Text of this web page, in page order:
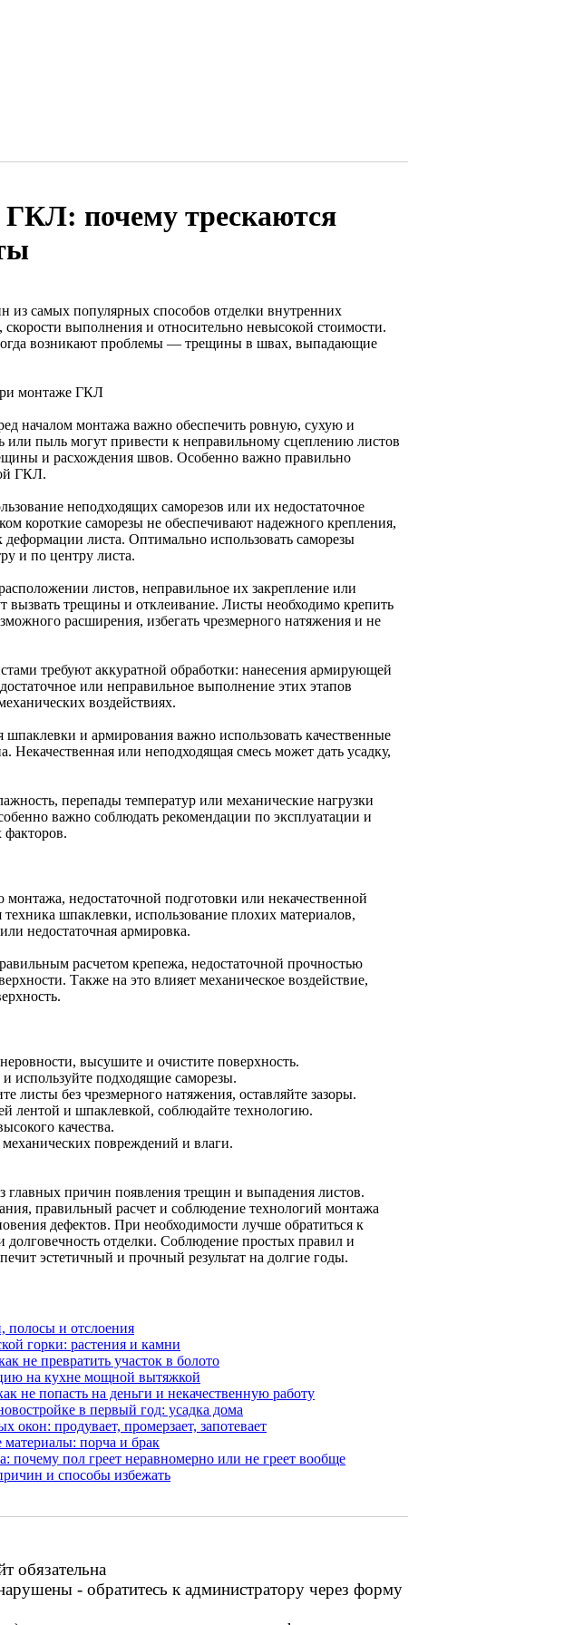
почему трескаются
самых популярных способов отделки внутренних
выполнения и относительно невысокой стоимости.
возникают проблемы — трещины в швах, выпадающие
монтаже ГКЛ
началом монтажа важно обеспечить ровную, сухую и
пыль могут привести к неправильному сцеплению листов
и расхождения швов. Особенно важно правильно
ГКЛ.
неподходящих саморезов или их недостаточное
короткие саморезы не обеспечивают надежного крепления,
листа. Оптимально использовать саморезы
и по центру листа.
листов, неправильное их закрепление или
вызвать трещины и отклеивание. Листы необходимо крепить
расширения, избегать чрезмерного натяжения и не
требуют аккуратной обработки: нанесения армирующей
или неправильное выполнение этих этапов
воздействиях.
и армирования важно использовать качественные
Некачественная или неподходящая смесь может дать усадку,
перепады температур или механические нагрузки
важно соблюдать рекомендации по эксплуатации и
факторов.
недостаточной подготовки или некачественной
шпаклевки, использование плохих материалов,
недостаточная армировка.
расчетом крепежа, недостаточной прочностью
Также на это влияет механическое воздействие,
высушите и очистите поверхность.
используйте подходящие саморезы.
листы без чрезмерного натяжения, оставляйте зазоры.
лентой и шпаклевкой, соблюдайте технологию.
качества.
повреждений и влаги.
причин появления трещин и выпадения листов.
правильный расчет и соблюдение технологий монтажа
дефектов. При необходимости лучше обратиться к
долговечность отделки. Соблюдение простых правил и
эстетичный и прочный результат на долгие годы.
полосы и отслоения
горки: растения и камни
не превратить участок в болото
на кухне мощной вытяжкой
не попасть на деньги и некачественную работу
в первый год: усадка дома
продувает, промерзает, запотевает
материалы: порча и брак
пол греет неравномерно или не греет вообще
и способы избежать
обязательна
- обратитесь к администратору через форму